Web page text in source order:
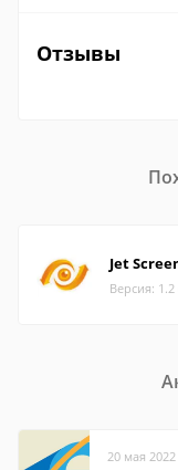
Отзывы
Jet
Версия:
20 мая 2022